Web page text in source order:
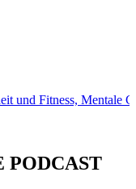
und Fitness, Mentale
PODCAST